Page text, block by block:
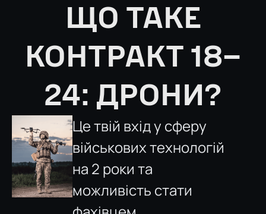
ЩО ТАКЕ
КОНТРАКТ 18–
24: ДРОНИ?
Це твій вхід у сферу
військових технологій
на 2 роки та
можливість стати